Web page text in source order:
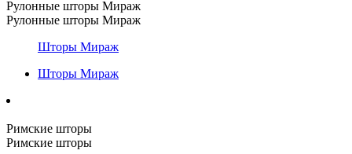
Рулонные шторы Мираж
Рулонные шторы Мираж
Шторы Мираж
Шторы Мираж
Римские шторы
Римские шторы